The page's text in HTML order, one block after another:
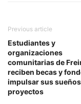
Previous article
Estudiantes y
organizaciones
comunitarias de
reciben becas y
impulsar sus
proyectos